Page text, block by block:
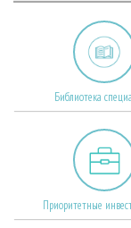
Библиотека
Приоритетные